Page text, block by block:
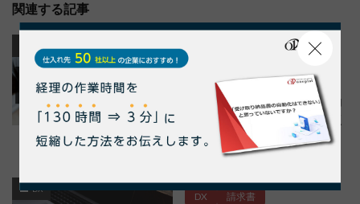
関連する記事
納品書
納品書・請求書管理とは？効
率化の方法や電子化の注意点
も解説
DX
DX 請求書